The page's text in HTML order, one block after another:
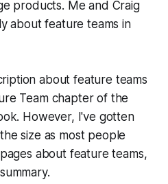
products. Me and Craig
about feature teams in
about feature teams
Team chapter of the
However, I've gotten
size as most people
about feature teams,